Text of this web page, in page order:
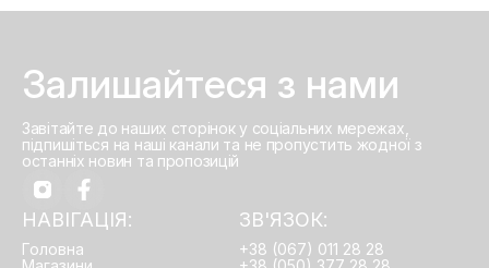
Залишайтеся з нами
Завітайте до наших сторінок у соціальних мережах,
підпишіться на наші канали та не пропустить жодної з
останніх новин та пропозицій
НАВІГАЦІЯ:
Головна
ЗВ'ЯЗОК:
+38 (067) 011 28 28